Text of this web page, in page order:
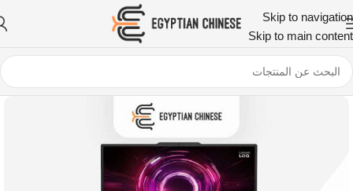
Skip to navigation
Skip to main content